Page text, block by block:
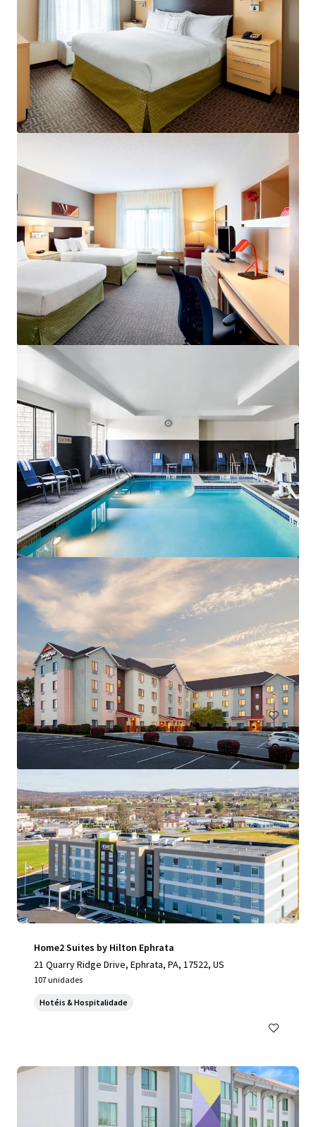
Ver mais
Courtyard Wilkes Barre
879 Schechter Drive, Wilkes Barre, PA, 18702, US
106 unidades
Hotéis & Hospitalidade
Home2 Suites by Hilton Ephrata
21 Quarry Ridge Drive, Ephrata, PA, 17522, US
107 unidades
Hotéis & Hospitalidade